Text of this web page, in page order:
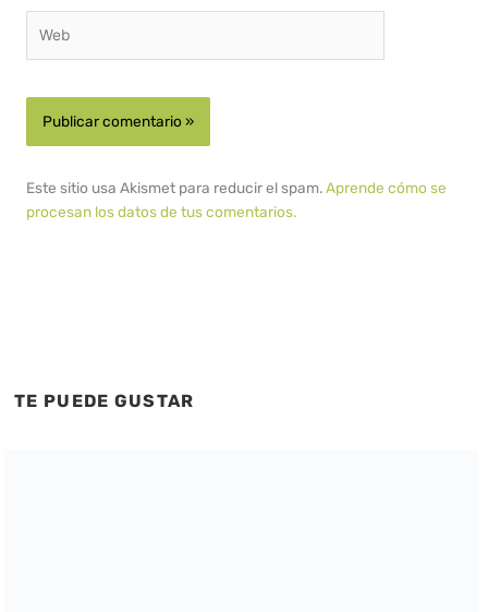
Este sitio usa Akismet para reducir el spam.Aprende cómo se
procesan los datos de tus comentarios.
TE PUEDE GUSTAR